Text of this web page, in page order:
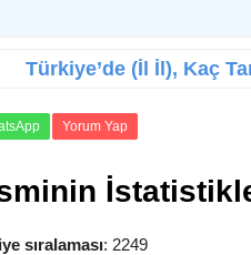
Türkiye’de (İl İl), Kaç
Yorum Yap
sıralaması: 2249